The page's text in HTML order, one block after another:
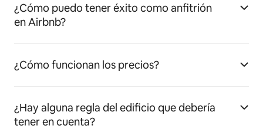
¿Cómo puedo tener éxito como anfitrión
en Airbnb?
¿Cómo funcionan los precios?
¿Hay alguna regla del edificio que debería
tener en cuenta?